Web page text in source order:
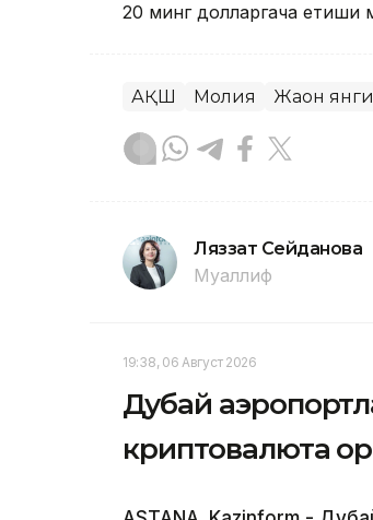
20 минг долларгача етиши
АҚШ Молия Жаҳон
Ляззат Сейданова
Муаллиф
19:38, 06 Август 2026
Дубай
криптовалюта